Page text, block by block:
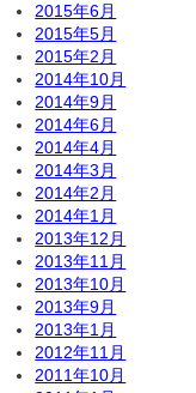
2015年6月
2015年5月
2015年2月
2014年10月
2014年9月
2014年6月
2014年4月
2014年3月
2014年2月
2014年1月
2013年12月
2013年11月
2013年10月
2013年9月
2013年1月
2012年11月
2011年10月